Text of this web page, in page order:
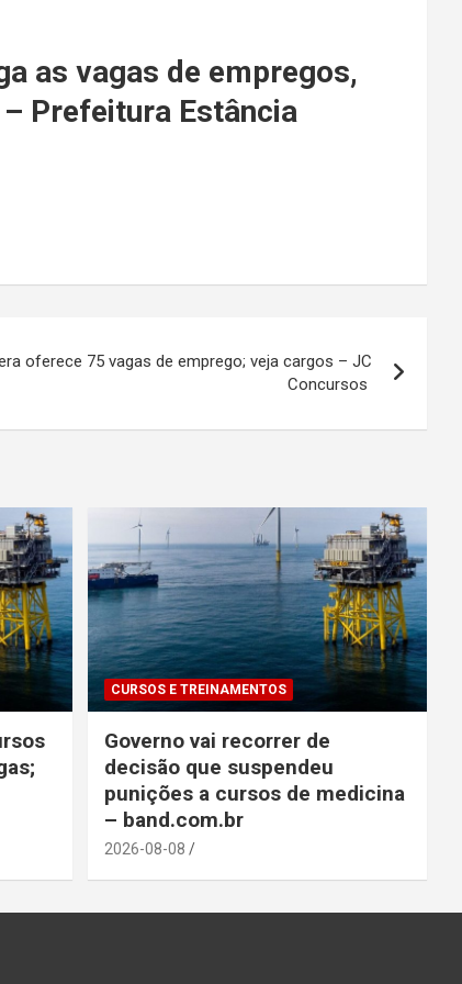
as vagas de empregos,
Prefeitura Estância
oferece 75 vagas de emprego; veja cargos – JC
Concursos
CURSOS E TREINAMENTOS
Governo vai recorrer de
decisão que suspendeu
punições a cursos de medicina
– band.com.br
2026-08-08